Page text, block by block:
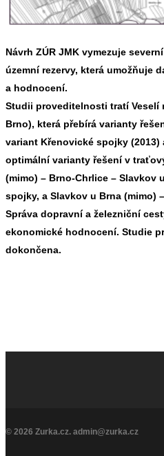
Návrh ZÚR JMK vymezuje
územní rezervy, která umožňuje
a hodnocení.
Studii proveditelnosti tratí Veselí
Brno), která přebírá varianty
variant Křenovické spojky
optimální varianty řešení v
(mimo) – Brno-Chrlice – Slavkov
spojky, a Slavkov u Brna (mimo)
Správa dopravní a železniční
ekonomické hodnocení. Studie
dokončena.
© 2026 Zurka.cz. admin@zurka.cz